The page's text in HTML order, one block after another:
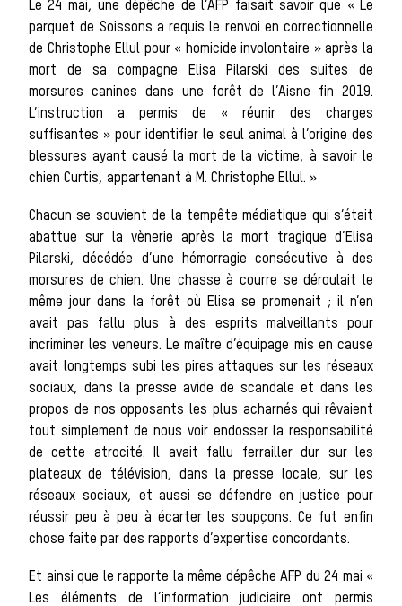
Les chiens de
meute
Les chevaux
de chasse
Les veneurs
La vènerie contemporaine
Chasser les
Le 24 mai, une dépêche de l’AFP faisait savoir que « Le
parquet de Soissons a requis le renvoi en correctionnelle
de Christophe Ellul pour « homicide involontaire » après la
mort de sa compagne Elisa Pilarski des suites de
morsures canines dans une forêt de l’Aisne fin 2019.
L’instruction a permis de « réunir des charges
suffisantes » pour identifier le seul animal à l’origine des
blessures ayant causé la mort de la victime, à savoir le
chien Curtis, appartenant à M. Christophe Ellul. »
Chacun se souvient de la tempête médiatique qui s’était
abattue sur la vènerie après la mort tragique d’Elisa
Pilarski, décédée d’une hémorragie consécutive à des
morsures de chien. Une chasse à courre se déroulait le
même jour dans la forêt où Elisa se promenait ; il n’en
avait pas fallu plus à des esprits malveillants pour
incriminer les veneurs. Le maître d’équipage mis en cause
avait longtemps subi les pires attaques sur les réseaux
sociaux, dans la presse avide de scandale et dans les
propos de nos opposants les plus acharnés qui rêvaient
tout simplement de nous voir endosser la responsabilité
de cette atrocité. Il avait fallu ferrailler dur sur les
plateaux de télévision, dans la presse locale, sur les
réseaux sociaux, et aussi se défendre en justice pour
réussir peu à peu à écarter les soupçons. Ce fut enfin
chose faite par des rapports d’expertise concordants.
Et ainsi que le rapporte la même dépêche AFP du 24 mai «
Les éléments de l’information judiciaire ont permis